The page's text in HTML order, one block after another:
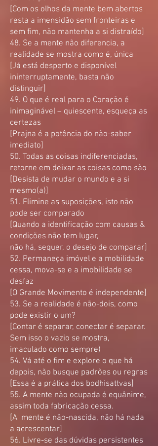
[Com os olhos da mente bem abertos
resta a imensidão sem fronteiras e
sem fim, não mantenha a si distraído]
48. Se a mente não diferencia, a
realidade se mostra como é, única
[Já está desperto e disponível
ininterruptamente, basta não
distinguir]
49. O que é real para o Coração é
inimaginável – quiescente, esqueça as
certezas
[Prajna é a potência do não-saber
imediato]
50. Todas as coisas indiferenciadas,
retorne em deixar as coisas como são
[Desista de mudar o mundo e a si
mesmo(a)]
51. Elimine as suposições, isto não
pode ser comparado
[Quando a identificação com causas &
condições não tem lugar,
não há, sequer, o desejo de comparar]
52. Permaneça imóvel e a mobilidade
cessa, mova-se e a imobilidade se
desfaz
[O Grande Movimento é independente]
53. Se a realidade é não-dois, como
pode existir o um?
[Contar é separar, conectar é separar.
Sem isso o vazio se mostra,
imaculado como sempre)
54. Vá até o fim e explore o que há
depois, não busque padrões ou regras
[Essa é a prática dos bodhisattvas]
55. A mente não ocupada é equânime,
assim toda fabricação cessa.
[A mente é não-nascida, não há nada
a acrescentar]
56. Livre-se das dúvidas persistentes